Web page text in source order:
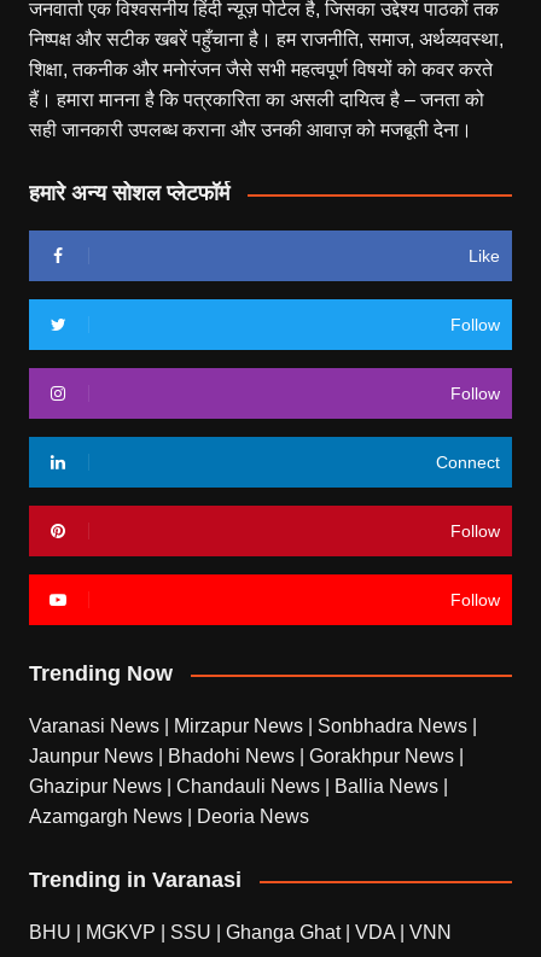
जनवार्ता एक विश्वसनीय हिंदी न्यूज़ पोर्टल है, जिसका उद्देश्य पाठकों तक
निष्पक्ष और सटीक खबरें पहुँचाना है। हम राजनीति, समाज, अर्थव्यवस्था,
शिक्षा, तकनीक और मनोरंजन जैसे सभी महत्वपूर्ण विषयों को कवर करते
हैं। हमारा मानना है कि पत्रकारिता का असली दायित्व है – जनता को
सही जानकारी उपलब्ध कराना और उनकी आवाज़ को मजबूती देना।
हमारे अन्य सोशल प्लेटफॉर्म
Like
Follow
Follow
Connect
Follow
Follow
Trending Now
Varanasi News Mirzapur News Sonbhadra News
Jaunpur News
Bhadohi News Gorakhpur News
Ghazipur News
Chandauli News Ballia News
Azamgargh News
Deoria News
Trending in Varanasi
BHU MGKVP SSU Ghanga Ghat| VDA VNN